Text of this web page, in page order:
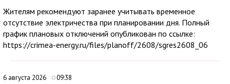
Жителям рекомендуют заранее учитывать временное
отсутствие электричества при планировании дня. Полный
график плановых отключений опубликован по ссылке:
https://crimea-energy.ru/files/planoff/2608/sgres2608_06
6 августа 2026 09:38